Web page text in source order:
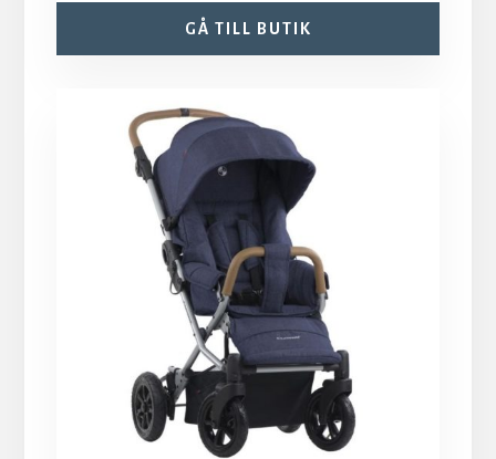
GÅ TILL BUTIK